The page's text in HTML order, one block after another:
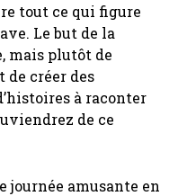
tout ce qui figure
Le but de la
mais plutôt de
de créer des
à raconter
de ce
journée amusante en